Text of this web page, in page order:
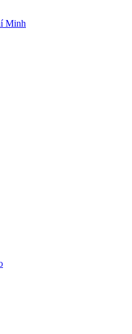
Minh